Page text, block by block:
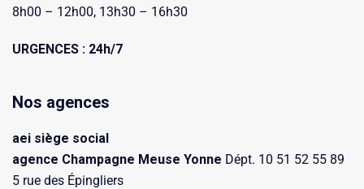
8h00 – 12h00, 13h30 – 16h30
URGENCES : 24h/7
Nos agences
aei siège social
agence Champagne Meuse Yonne Dépt. 10 51 52 55 89
5 rue des Épingliers